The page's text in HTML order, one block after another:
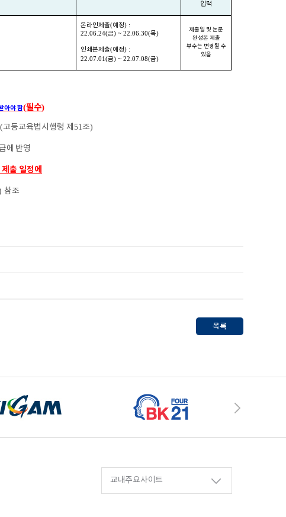
입력
온라인제출(예정) :
22.06.24(금) ~ 22.06.30(목)
인쇄본제출(예정) :
22.07.01(금) ~ 22.07.08(금)
제출일 및 논문
완성본 제출
부수는 변경될 수
있음
아야 함(필수)
고등교육법시행령 제 51조)
에 반영
출 일정에
참조
목록
교내주요사이트